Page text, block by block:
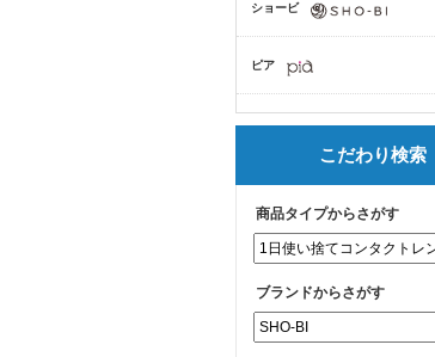
ショービ
ピア
こだわり検索
商品タイプからさがす
ブランドからさがす